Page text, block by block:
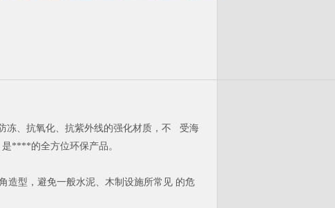
冻、抗氧化、抗紫外线的强化材质，不 受海
****的全方位环保产品。
造型，避免一般水泥、木制设施所常见 的危